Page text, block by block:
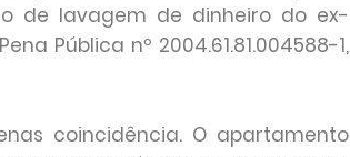
de lavagem de dinheiro do ex-
Pública nº 2004.61.81.004588-1,
coincidência. O apartamento